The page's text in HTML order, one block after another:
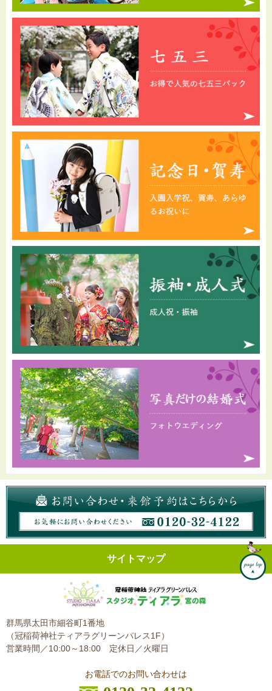
サイトマップ
群馬県太田市細谷町1番地
（冠稲荷神社ティアラグリーンパレス1F）
営業時間／10:00～18:00 定休日／火曜日
お電話でのお問い合わせは